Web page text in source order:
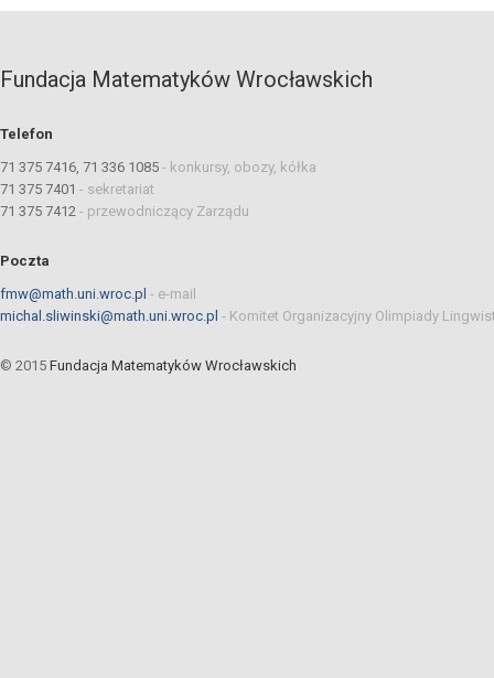
Fundacja Matematyków Wrocławskich
Telefon
71 375 7416, 71 336 1085 - konkursy, obozy, kółka
71 375 7401 - sekretariat
71 375 7412 - przewodniczący Zarządu
Poczta
fmw@math.uni.wroc.pl - e-mail
michal.sliwinski@math.uni.wroc.pl - Komitet Organizacyjny Olimpiady
© 2015 Fundacja Matematyków Wrocławskich